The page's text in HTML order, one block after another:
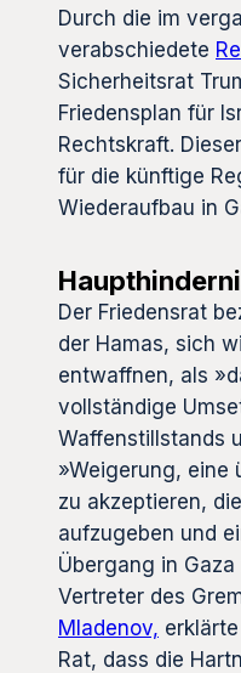
Durch die im
verabschiedete
Sicherheitsrat
Friedensplan für
Rechtskraft.
für die künftige
Wiederaufbau in
Der Friedensrat
der Hamas, sich
entwaffnen, als
vollständige
Waffenstillstands
»Weigerung, eine
zu akzeptieren,
aufzugeben und
Übergang in
Vertreter des
Mladenov,
Rat, dass die